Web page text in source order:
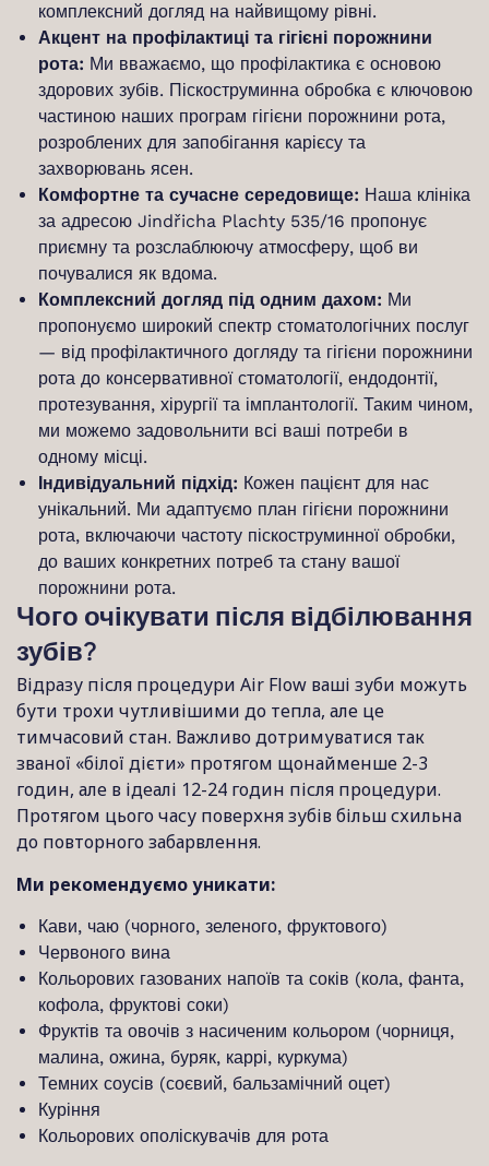
комплексний догляд на найвищому рівні.
Акцент на профілактиці та гігієні порожнини
рота: Ми вважаємо, що профілактика є основою
здорових зубів. Піскоструминна обробка є ключовою
частиною наших програм гігієни порожнини рота,
розроблених для запобігання карієсу та
захворювань ясен.
Комфортне та сучасне середовище: Наша клініка
за адресою Jindřicha Plachty 535/16 пропонує
приємну та розслаблюючу атмосферу, щоб ви
почувалися як вдома.
Комплексний догляд під одним дахом: Ми
пропонуємо широкий спектр стоматологічних послуг
— від профілактичного догляду та гігієни порожнини
рота до консервативної стоматології, ендодонтії,
протезування, хірургії та імплантології. Таким чином,
ми можемо задовольнити всі ваші потреби в
одному місці.
Індивідуальний підхід: Кожен пацієнт для нас
унікальний. Ми адаптуємо план гігієни порожнини
рота, включаючи частоту піскоструминної обробки,
до ваших конкретних потреб та стану вашої
порожнини рота.
Чого очікувати після відбілювання
зубів?
Відразу після процедури Air Flow ваші зуби можуть
бути трохи чутливішими до тепла, але це
тимчасовий стан. Важливо дотримуватися так
званої «білої дієти» протягом щонайменше 2-3
годин, але в ідеалі 12-24 годин після процедури.
Протягом цього часу поверхня зубів більш схильна
до повторного забарвлення.
Ми рекомендуємо уникати:
Кави, чаю (чорного, зеленого, фруктового)
Червоного вина
Кольорових газованих напоїв та соків (кола, фанта,
кофола, фруктові соки)
Фруктів та овочів з насиченим кольором (чорниця,
малина, ожина, буряк, каррі, куркума)
Темних соусів (соєвий, бальзамічний оцет)
Куріння
Кольорових ополіскувачів для рота